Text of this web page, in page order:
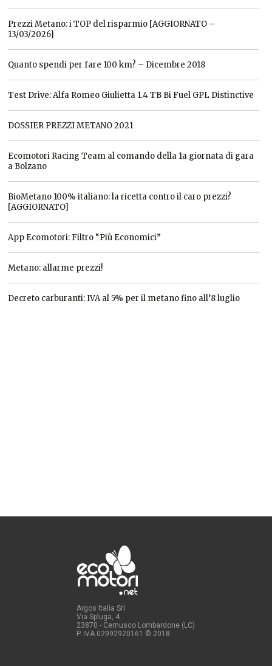
Prezzi Metano: i TOP del risparmio [AGGIORNATO –
13/03/2026]
Quanto spendi per fare 100 km? – Dicembre 2018
Test Drive: Alfa Romeo Giulietta 1.4 TB Bi Fuel GPL Distinctive
DOSSIER PREZZI METANO 2021
Ecomotori Racing Team al comando della 1a giornata di gara
a Bolzano
BioMetano 100% italiano: la ricetta contro il caro prezzi?
[AGGIORNATO]
App Ecomotori: Filtro “Più Economici”
Metano: allarme prezzi!
Decreto carburanti: IVA al 5% per il metano fino all’8 luglio
Argos Italia Srl
Via Spluga, 4
23870 - Cernusco Lombardone (LC)
P. IVA 02992920161 © 2018